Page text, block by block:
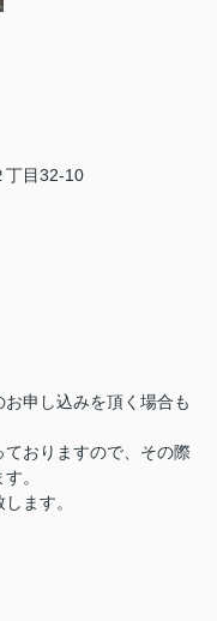
丁目32-10
申し込みを頂く場合も
おりますので、その際
。
ます。